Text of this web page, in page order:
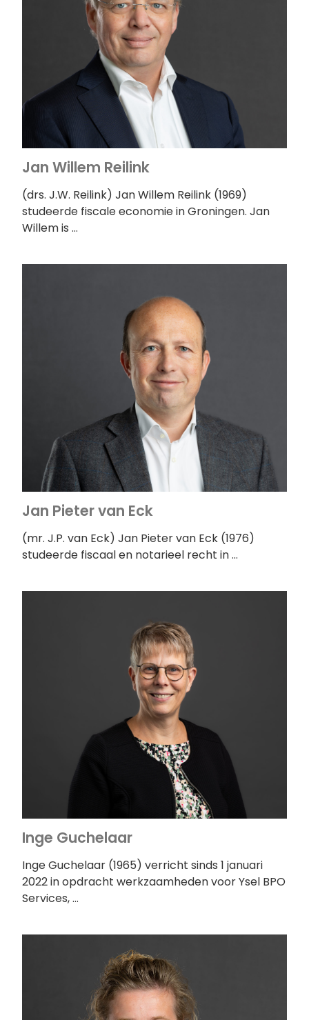
Jan Willem Reilink
(drs. J.W. Reilink) Jan Willem Reilink (1969)
studeerde fiscale economie in Groningen. Jan
Willem is …
Jan Pieter van Eck
(mr. J.P. van Eck) Jan Pieter van Eck (1976)
studeerde fiscaal en notarieel recht in …
Inge Guchelaar
Inge Guchelaar (1965) verricht sinds 1 januari
2022 in opdracht werkzaamheden voor Ysel BPO
Services, …